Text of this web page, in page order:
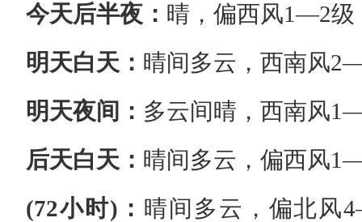
今天后半夜： 晴，偏西风1—2
明天白天： 晴间多云，西南风
明天夜间： 多云间晴，西南风
后天白天： 晴间多云，偏西风
(72小时)： 晴间多云，偏北风